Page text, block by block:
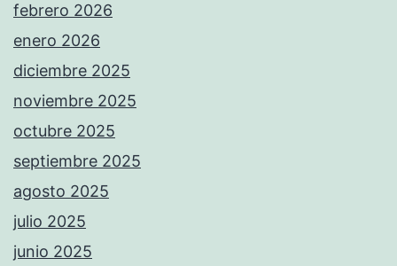
febrero 2026
enero 2026
diciembre 2025
noviembre 2025
octubre 2025
septiembre 2025
agosto 2025
julio 2025
junio 2025